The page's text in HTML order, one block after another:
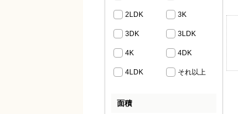
2LDK 3K
3DK 3LDK
4K 4DK
4LDK それ以上
面積